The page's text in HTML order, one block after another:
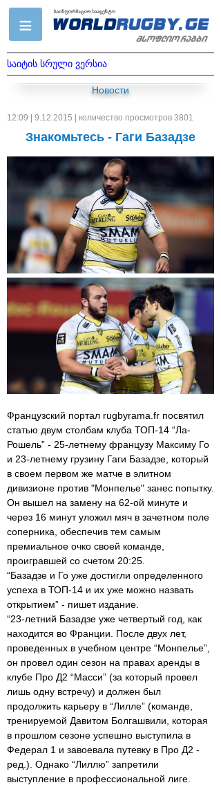
საიტის სრული ვერსია
Новости
12:09 | 9.12.2015 | количество просмотров 3801
Знакомьтесь - Гаги Базадзе
Французский портал rugbyrama.fr посвятил
статью двум столбам клуба ТОП-14 “Ла-
Рошель” - 25-летнему французу Максиму Го
и 23-летнему грузину Гаги Базадзе, который
в своем первом же матче в элитном
дивизионе против "Монпелье" занес попытку.
Он вышел на замену на 62-ой минуте и
через 16 минут уложил мяч в зачетном поле
соперника, обеспечив тем самым
премиальное очко своей команде,
проигравшей со счетом 20:25.
“Базадзе и Го уже достигли определенного
успеха в ТОП-14 и их уже можно назвать
открытием” - пишет издание.
“23-летний Базадзе уже четвертый год, как
находится во Франции. После двух лет,
проведенных в учебном центре “Монпелье”,
он провел один сезон на правах аренды в
клубе Про Д2 “Масси” (за который провел
лишь одну встречу) и должен был
продолжить карьеру в “Лилле” (команде,
тренируемой Давитом Болгашвили, которая
в прошлом сезоне успешно выступила в
Федерал 1 и завоевала путевку в Про Д2 -
ред.). Однако “Лиллю” запретили
выступление в профессиональной лиге.